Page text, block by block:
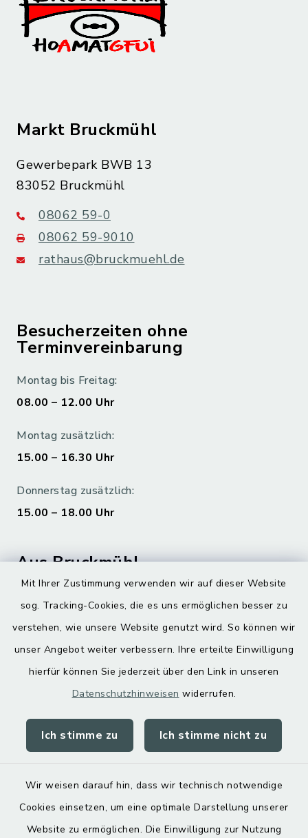
Mit Ihrer Zustimmung verwenden wir auf dieser Website
sog. Tracking-Cookies, die es uns ermöglichen besser zu
verstehen, wie unsere Website genutzt wird. So können wir
unser Angebot weiter verbessern. Ihre erteilte Einwilligung
hierfür können Sie jederzeit über den Link in unseren
Datenschutzhinweisen widerrufen.
Ich stimme zu Ich stimme nicht zu
Wir weisen darauf hin, dass wir technisch notwendige
Cookies einsetzen, um eine optimale Darstellung unserer
Website zu ermöglichen. Die Einwilligung zur Nutzung
Markt Bruckmühl
Gewerbepark BWB 13
83052 Bruckmühl
08062 59-0
08062 59-9010
rathaus@bruckmuehl.de
Besucherzeiten ohne
Terminvereinbarung
Montag bis Freitag:
08.00 – 12.00 Uhr
Montag zusätzlich:
15.00 – 16.30 Uhr
Donnerstag zusätzlich:
15.00 – 18.00 Uhr
Aus Bruckmühl
Digitaler Ortsplan
Kontakt
Datenschutz